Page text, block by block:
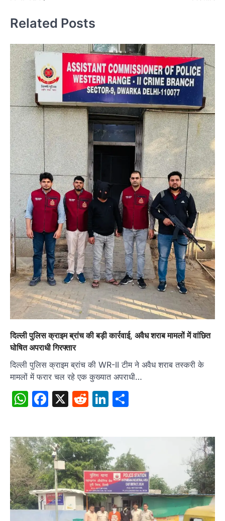
Related Posts
दिल्ली पुलिस क्राइम ब्रांच की बड़ी कार्रवाई, अवैध शराब मामलों में वांछित
घोषित अपराधी गिरफ्तार
दिल्ली पुलिस क्राइम ब्रांच की WR-II टीम ने अवैध शराब तस्करी के
मामलों में फरार चल रहे एक कुख्यात अपराधी…
WhatsApp
Facebook
X RedditLinkedIn